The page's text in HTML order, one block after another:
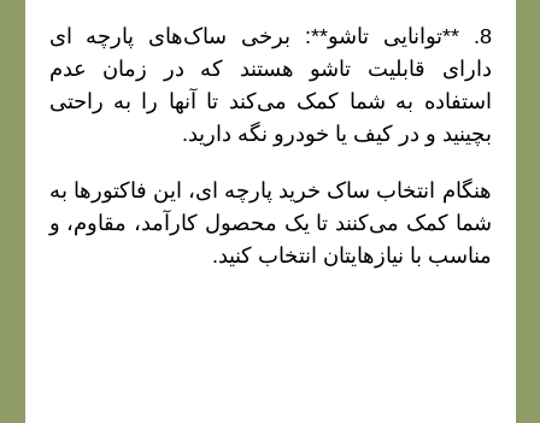
8. **توانایی تاشو**: برخی ساک‌های پارچه‌ ای
دارای قابلیت تاشو هستند که در زمان عدم
استفاده به شما کمک می‌کند تا آنها را به راحتی
بچینید و در کیف یا خودرو نگه دارید.
هنگام انتخاب ساک خرید پارچه‌ ای، این فاکتورها به
شما کمک می‌کنند تا یک محصول کارآمد، مقاوم، و
مناسب با نیازهایتان انتخاب کنید.